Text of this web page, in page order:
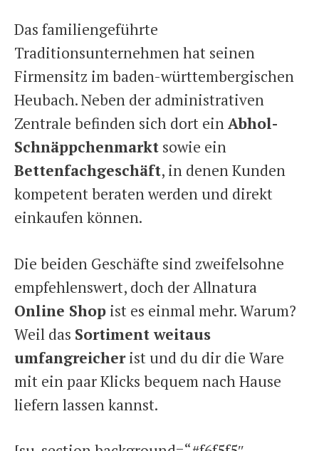
Das familiengeführte
Traditionsunternehmen hat seinen
Firmensitz im baden-württembergischen
Heubach. Neben der administrativen
Zentrale befinden sich dort einAbhol-
Schnäppchenmarkt sowie ein
Bettenfachgeschäft, in denen Kunden
kompetent beraten werden und direkt
einkaufen können.
Die beiden Geschäfte sind zweifelsohne
empfehlenswert, doch der Allnatura
Online Shop ist es einmal mehr. Warum?
Weil das Sortiment weitaus
umfangreicherist und du dir die Ware
mit ein paar Klicks bequem nach Hause
liefern lassen kannst.